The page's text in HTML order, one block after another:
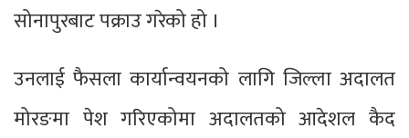
सोनापुरबाट पक्राउ गरेको हो ।
उनलाई फैसला कार्यान्वयनको लागि जिल्ला अदालत
मोरङमा पेश गरिएकोमा अदालतको आदेशल कैद